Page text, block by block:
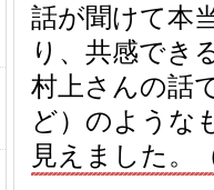
話が聞けて本
り、共感でき
村上さんの話
ど）のような
見えました。